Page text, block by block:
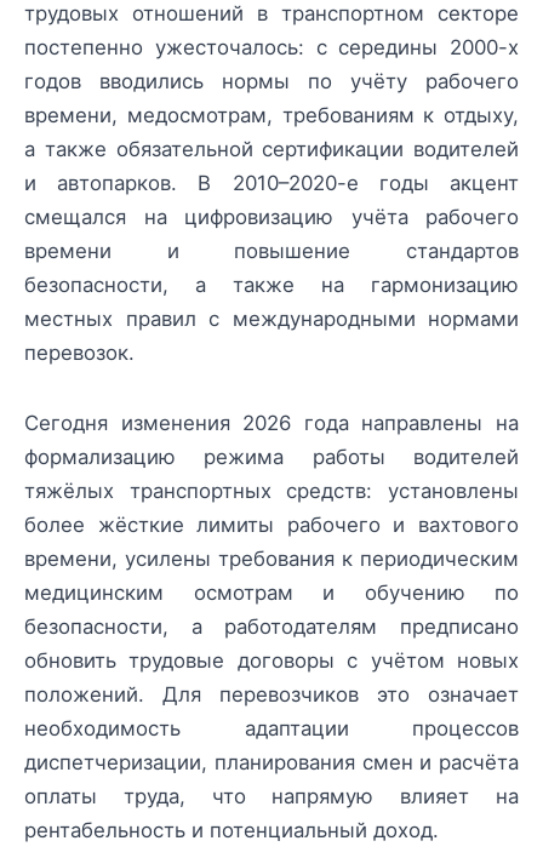
трудовых отношений в транспортном секторе
постепенно ужесточалось: с середины 2000-х
годов вводились нормы по учёту рабочего
времени, медосмотрам, требованиям к отдыху,
а также обязательной сертификации водителей
и автопарков. В 2010–2020-е годы акцент
смещался на цифровизацию учёта рабочего
времени и повышение стандартов
безопасности, а также на гармонизацию
местных правил с международными нормами
перевозок.
Сегодня изменения 2026 года направлены на
формализацию режима работы водителей
тяжёлых транспортных средств: установлены
более жёсткие лимиты рабочего и вахтового
времени, усилены требования к периодическим
медицинским осмотрам и обучению по
безопасности, а работодателям предписано
обновить трудовые договоры с учётом новых
положений. Для перевозчиков это означает
необходимость адаптации процессов
диспетчеризации, планирования смен и расчёта
оплаты труда, что напрямую влияет на
рентабельность и потенциальный доход.